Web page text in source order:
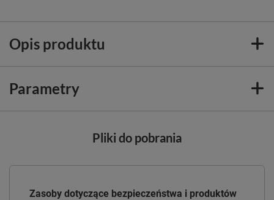
Opis produktu
Parametry
Pliki do pobrania
Zasoby dotyczące bezpieczeństwa i produktów